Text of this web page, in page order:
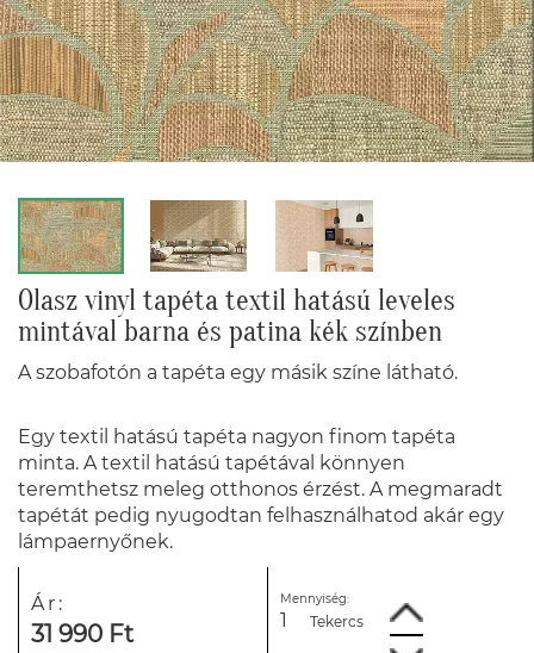
Olasz vinyl tapéta textil hatású leveles
mintával barna és patina kék színben
A szobafotón a tapéta egy másik színe látható.
Egy textil hatású tapéta nagyon finom tapéta
minta. A textil hatású tapétával könnyen
teremthetsz meleg otthonos érzést. A megmaradt
tapétát pedig nyugodtan felhasználhatod akár egy
lámpaernyőnek.
Ár:
31 990 Ft
Mennyiség:
Tekercs